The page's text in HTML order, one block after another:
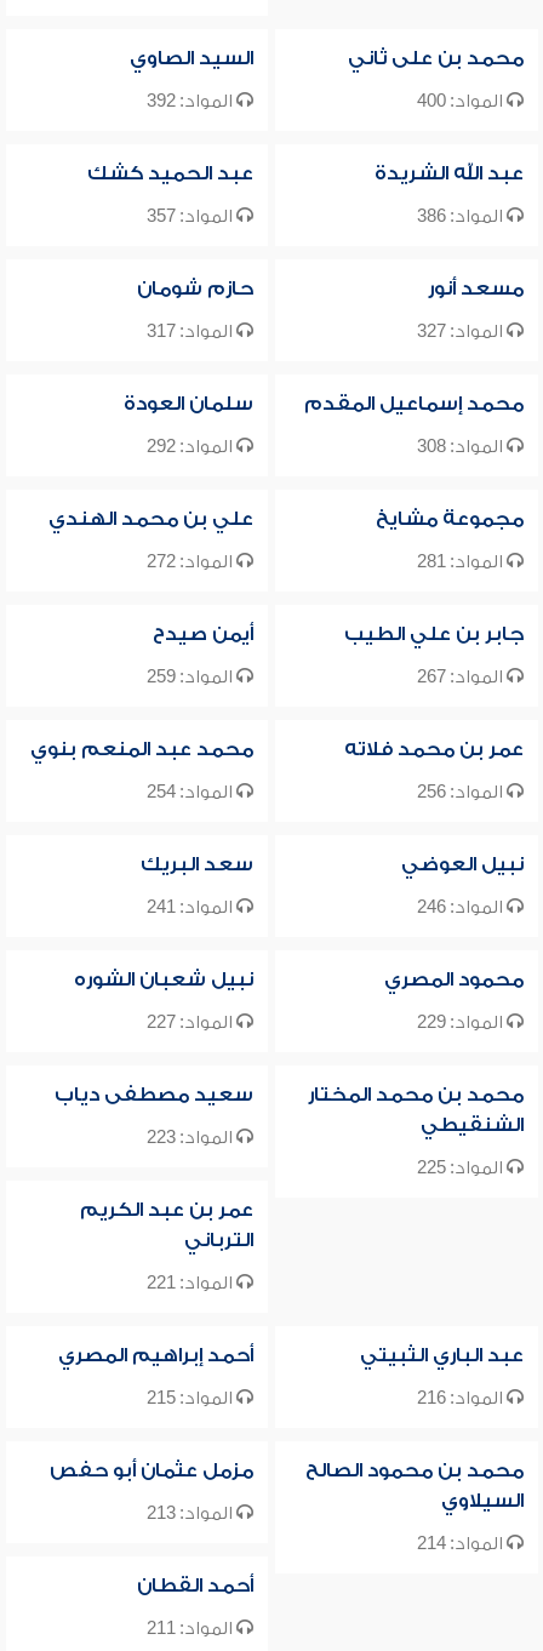
محمد بن على ثاني
المواد: 400
السيد الصاوي
المواد: 392
عبد الله الشريدة
المواد: 386
عبد الحميد كشك
المواد: 357
مسعد أنور
المواد: 327
حازم شومان
المواد: 317
محمد إسماعيل المقدم
المواد: 308
سلمان العودة
المواد: 292
مجموعة مشايخ
المواد: 281
علي بن محمد الهندي
المواد: 272
جابر بن علي الطيب
المواد: 267
أيمن صيدح
المواد: 259
عمر بن محمد فلاته
المواد: 256
محمد عبد المنعم بنوي
المواد: 254
نبيل العوضي
المواد: 246
سعد البريك
المواد: 241
محمود المصري
المواد: 229
نبيل شعبان الشوره
المواد: 227
محمد بن محمد المختار
الشنقيطي
المواد: 225
سعيد مصطفى دياب
المواد: 223
عمر بن عبد الكريم
الترباني
المواد: 221
عبد الباري الثبيتي
المواد: 216
أحمد إبراهيم المصري
المواد: 215
محمد بن محمود الصالح
السيلاوي
المواد: 214
مزمل عثمان أبو حفص
المواد: 213
أحمد القطان
المواد: 211